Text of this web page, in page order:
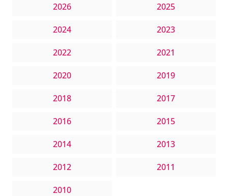
2026 2025
2024 2023
2022 2021
2020 2019
2018 2017
2016 2015
2014 2013
2012 2011
2010